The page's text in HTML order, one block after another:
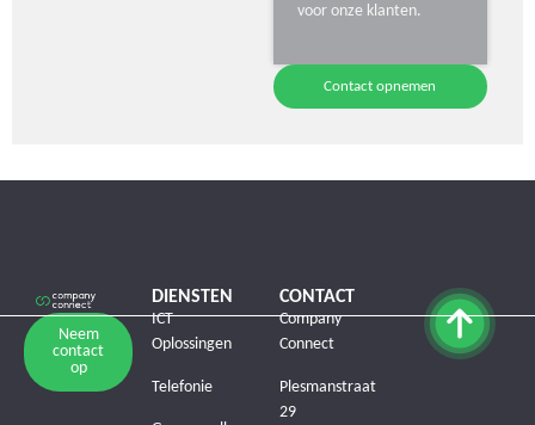
voor onze klanten.
Contact opnemen
Neem
contact
op
DIENSTEN
ICT
Oplossingen
Telefonie
CONTACT
Company
Connect
Plesmanstraat
29